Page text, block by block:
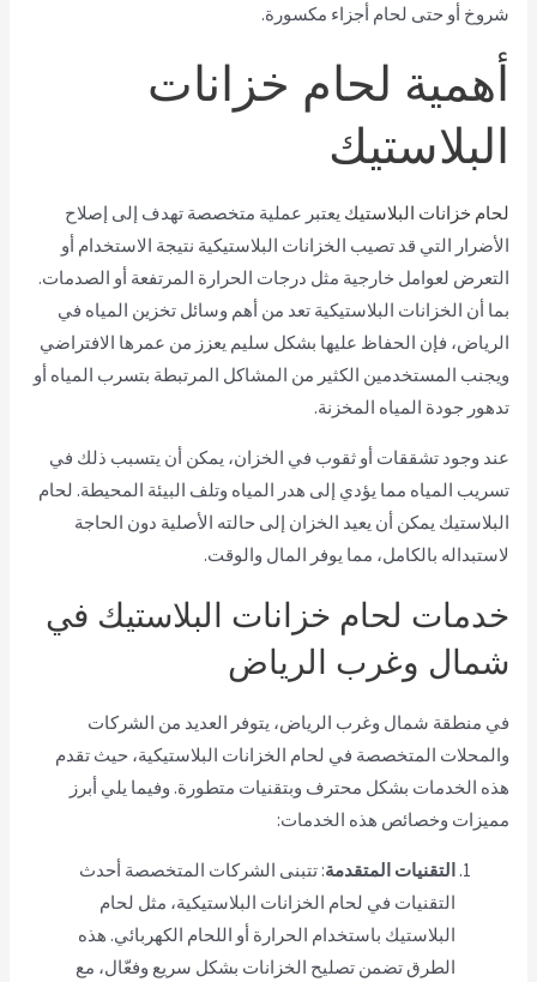
شروخ أو حتى لحام أجزاء مكسورة.
أهمية لحام خزانات
البلاستيك
لحام خزانات البلاستيك يعتبر عملية متخصصة تهدف إلى إصلاح
الأضرار التي قد تصيب الخزانات البلاستيكية نتيجة الاستخدام أو
التعرض لعوامل خارجية مثل درجات الحرارة المرتفعة أو الصدمات.
بما أن الخزانات البلاستيكية تعد من أهم وسائل تخزين المياه في
الرياض، فإن الحفاظ عليها بشكل سليم يعزز من عمرها الافتراضي
ويجنب المستخدمين الكثير من المشاكل المرتبطة بتسرب المياه أو
تدهور جودة المياه المخزنة.
عند وجود تشققات أو ثقوب في الخزان، يمكن أن يتسبب ذلك في
تسريب المياه مما يؤدي إلى هدر المياه وتلف البيئة المحيطة. لحام
البلاستيك يمكن أن يعيد الخزان إلى حالته الأصلية دون الحاجة
لاستبداله بالكامل، مما يوفر المال والوقت.
خدمات لحام خزانات البلاستيك في
شمال وغرب الرياض
في منطقة شمال وغرب الرياض، يتوفر العديد من الشركات
والمحلات المتخصصة في لحام الخزانات البلاستيكية، حيث تقدم
هذه الخدمات بشكل محترف وبتقنيات متطورة. وفيما يلي أبرز
مميزات وخصائص هذه الخدمات:
التقنيات المتقدمة: تتبنى الشركات المتخصصة أحدث
التقنيات في لحام الخزانات البلاستيكية، مثل لحام
البلاستيك باستخدام الحرارة أو اللحام الكهربائي. هذه
الطرق تضمن تصليح الخزانات بشكل سريع وفعّال، مع